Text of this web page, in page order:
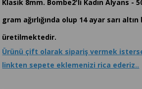
Klasik 8mm. Bombe2'li Kadın Alyans -
gram ağırlığında olup 14 ayar sarı
üretilmektedir.
Ürünü çift olarak sipariş vermek
linkten sepete eklemenizi rica ederiz..